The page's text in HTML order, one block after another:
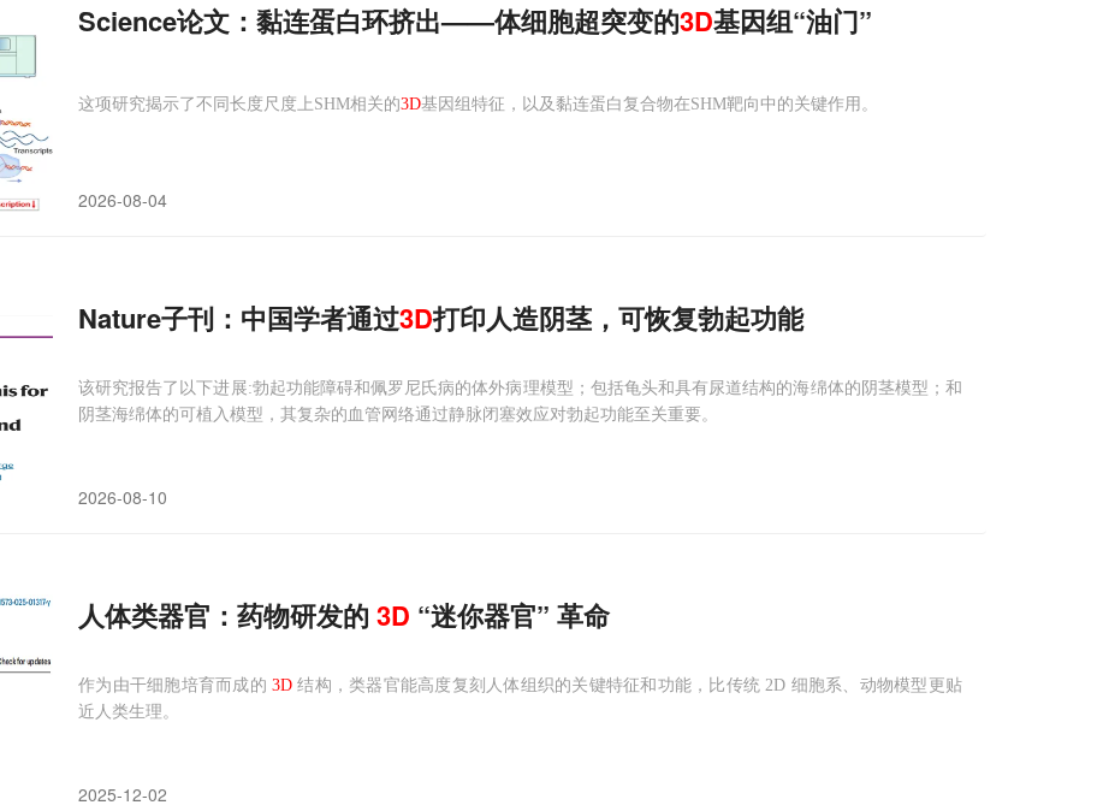
Science论文：黏连蛋白环挤出——体细胞超突变的3D基因组“油门”
这项研究揭示了不同长度尺度上SHM相关的3D基因组特征，以及黏连蛋白复合物在SHM靶向中的关键作用。
2026-08-04
Nature子刊：中国学者通过3D打印人造阴茎，可恢复勃起功能
该研究报告了以下进展:勃起功能障碍和佩罗尼氏病的体外病理模型；包括龟头和具有尿道结构的海绵体的阴茎模型；和
阴茎海绵体的可植入模型，其复杂的血管网络通过静脉闭塞效应对勃起功能至关重要。
2026-08-10
人体类器官：药物研发的 3D “迷你器官” 革命
作为由干细胞培育而成的 3D 结构，类器官能高度复刻人体组织的关键特征和功能，比传统 2D 细胞系、动物模型更贴
近人类生理。
2025-12-02